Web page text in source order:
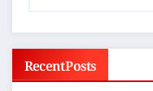
Recent Posts